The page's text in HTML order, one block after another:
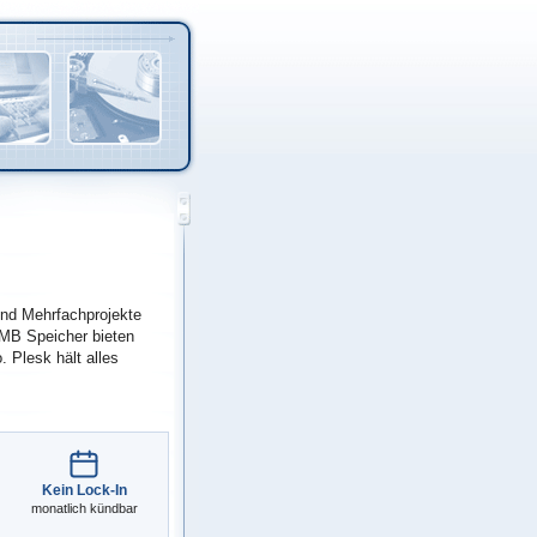
Mehrfachprojekte
Speicher bieten
Plesk hält alles
Kein Lock-In
monatlich kündbar